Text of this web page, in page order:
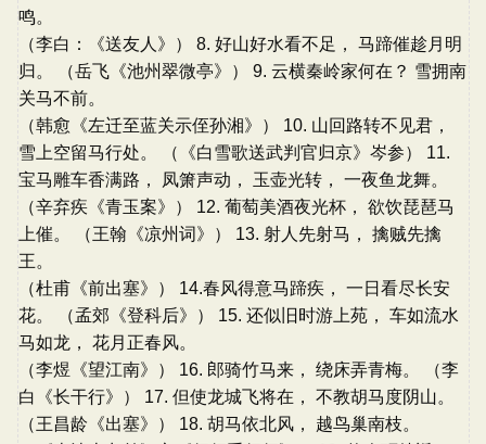
鸣。
（李白：《送友人》） 8. 好山好水看不足， 马蹄催趁月明
归。 （岳飞《池州翠微亭》） 9. 云横秦岭家何在？ 雪拥南
关马不前。
（韩愈《左迁至蓝关示侄孙湘》） 10. 山回路转不见君，
雪上空留马行处。 （《白雪歌送武判官归京》岑参） 11.
宝马雕车香满路， 凤箫声动， 玉壶光转， 一夜鱼龙舞。
（辛弃疾《青玉案》） 12. 葡萄美酒夜光杯， 欲饮琵琶马
上催。 （王翰《凉州词》） 13. 射人先射马， 擒贼先擒
王。
（杜甫《前出塞》） 14.春风得意马蹄疾， 一日看尽长安
花。 （孟郊《登科后》） 15. 还似旧时游上苑， 车如流水
马如龙， 花月正春风。
（李煜《望江南》） 16. 郎骑竹马来， 绕床弄青梅。 （李
白《长干行》） 17. 但使龙城飞将在， 不教胡马度阴山。
（王昌龄《出塞》） 18. 胡马依北风， 越鸟巢南枝。